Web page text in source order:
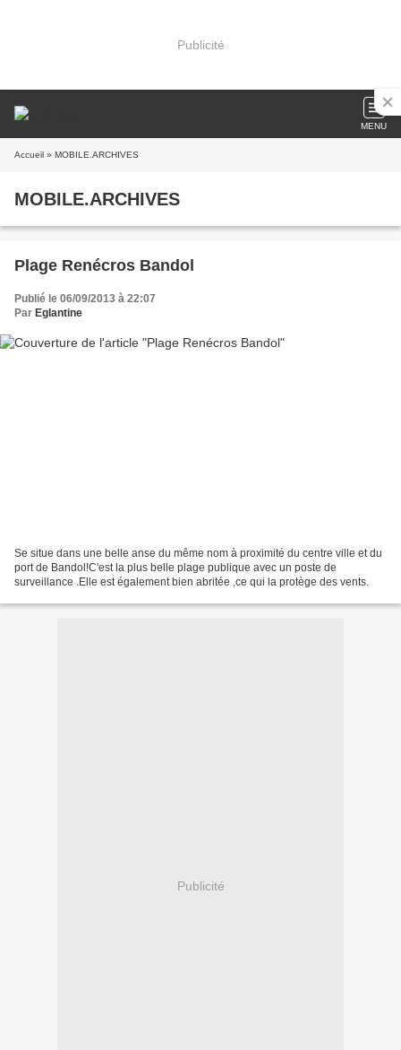
Publicité
MENU
Accueil » MOBILE.ARCHIVES
MOBILE.ARCHIVES
Plage Renécros Bandol
Publié le 06/09/2013 à 22:07
Par Eglantine
Se situe dans une belle anse du même nom à proximité du centre ville et du
port de Bandol!C'est la plus belle plage publique avec un poste de
surveillance .Elle est également bien abritée ,ce qui la protège des vents.
Publicité